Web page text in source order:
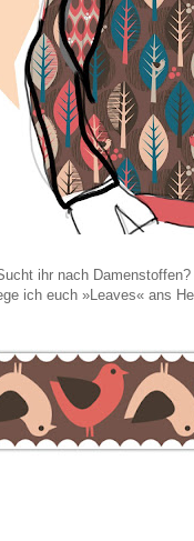
ihr nach
ich euch »Leaves« ans